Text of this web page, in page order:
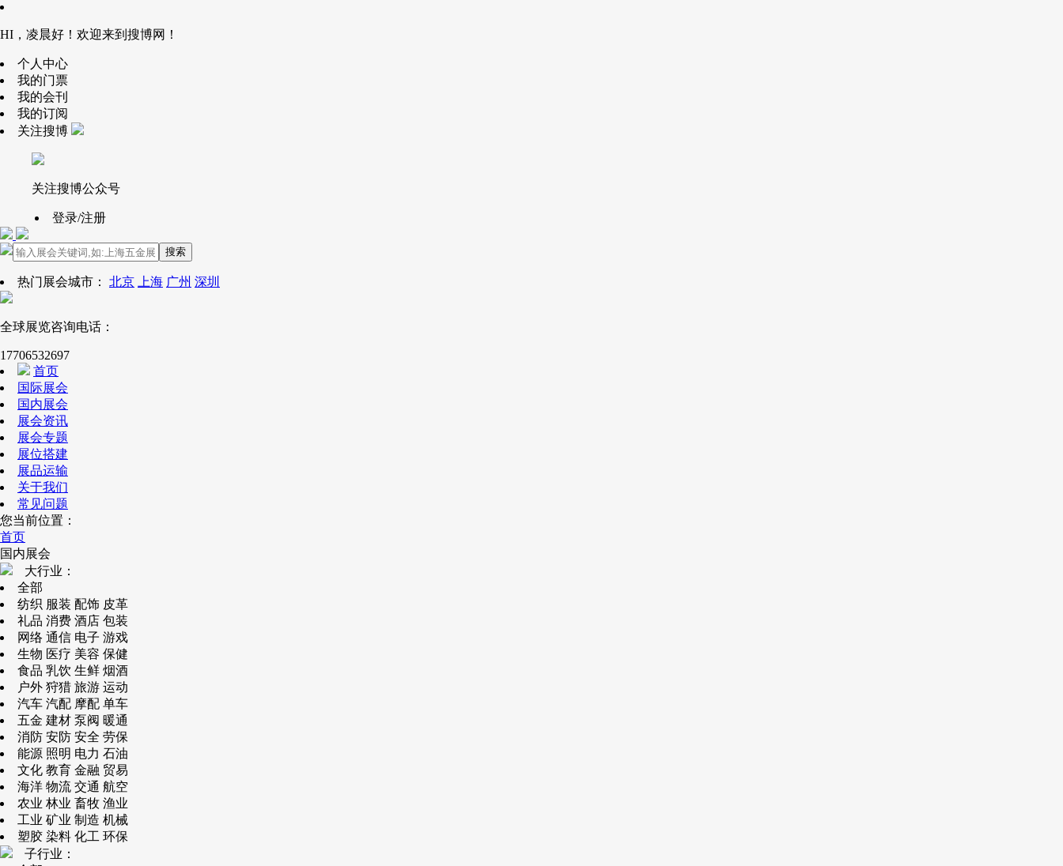
HI，凌晨好！欢迎来到搜博网！
个人中心
我的门票
我的会刊
我的订阅
关注搜博
关注搜博公众号
登录/注册
搜索
热门展会城市： 北京 上海 广州 深圳
全球展览咨询电话：
17706532697
首页
国际展会
国内展会
展会资讯
展会专题
展位搭建
展品运输
关于我们
常见问题
您当前位置：
首页
国内展会
大行业：
全部
纺织 服装 配饰 皮革
礼品 消费 酒店 包装
网络 通信 电子 游戏
生物 医疗 美容 保健
食品 乳饮 生鲜 烟酒
户外 狩猎 旅游 运动
汽车 汽配 摩配 单车
五金 建材 泵阀 暖通
消防 安防 安全 劳保
能源 照明 电力 石油
文化 教育 金融 贸易
海洋 物流 交通 航空
农业 林业 畜牧 渔业
工业 矿业 制造 机械
塑胶 染料 化工 环保
子行业：